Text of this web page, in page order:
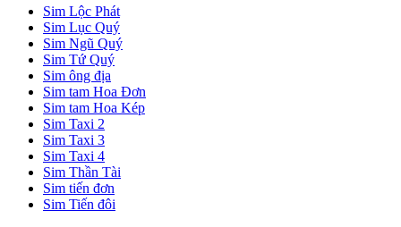
Sim Lộc Phát
Sim Lục Quý
Sim Ngũ Quý
Sim Tứ Quý
Sim ông địa
Sim tam Hoa Đơn
Sim tam Hoa Kép
Sim Taxi 2
Sim Taxi 3
Sim Taxi 4
Sim Thần Tài
Sim tiến đơn
Sim Tiến đôi